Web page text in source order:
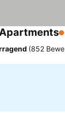
3
(852